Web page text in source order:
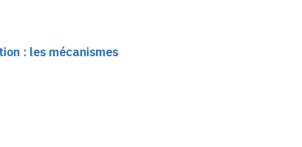
: les mécanismes